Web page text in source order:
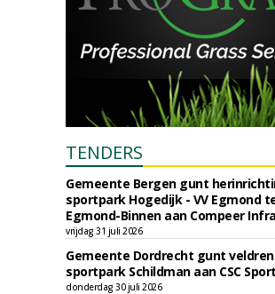
TENDERS
Gemeente Bergen gunt
sportpark Hogedijk - VV Egmond
Egmond-Binnen aan Compeer
vrijdag 31 juli 2026
Gemeente Dordrecht gunt
sportpark Schildman aan CSC
donderdag 30 juli 2026